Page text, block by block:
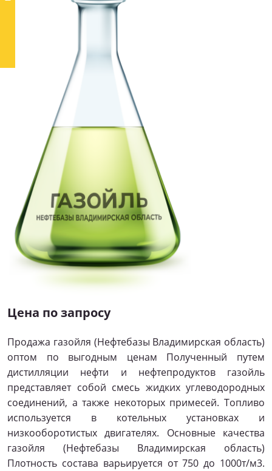
Цена по запросу
Продажа газойля (Нефтебазы Владимирская область)
оптом по выгодным ценам Полученный путем
дистилляции нефти и нефтепродуктов газойль
представляет собой смесь жидких углеводородных
соединений, а также некоторых примесей. Топливо
используется в котельных установках и
низкооборотистых двигателях. Основные качества
газойля (Нефтебазы Владимирская область)
Плотность состава варьируется от 750 до 1000т/м3.